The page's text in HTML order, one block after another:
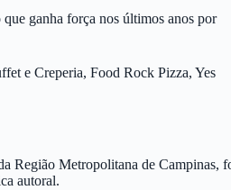
ganha força nos últimos anos por
e Creperia, Food Rock Pizza, Yes
Região Metropolitana de
autoral.